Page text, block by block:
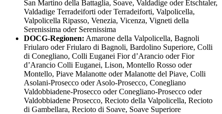
San Martino della Battaglia, Soave, Valdadige oder Etschtaler,
Valdadige Terradeiforti oder Terradeiforti, Valpolicella,
Valpolicella Ripasso, Venezia, Vicenza, Vigneti della
Serenissima oder Serenissima
DOCG-Regionen: Amarone della Valpolicella, Bagnoli
Friularo oder Friularo di Bagnoli, Bardolino Superiore, Colli
di Conegliano, Colli Euganei Fior d’Arancio oder Fior
d’Arancio Colli Euganei, Lison, Montello Rosso oder
Montello, Piave Malanotte oder Malanotte del Piave, Colli
Asolani-Prosecco oder Asolo-Prosecco, Conegliano
Valdobbiadene-Prosecco oder Conegliano-Prosecco oder
Valdobbiadene Prosecco, Recioto della Valpolicella, Recioto
di Gambellara, Recioto di Soave, Soave Superiore